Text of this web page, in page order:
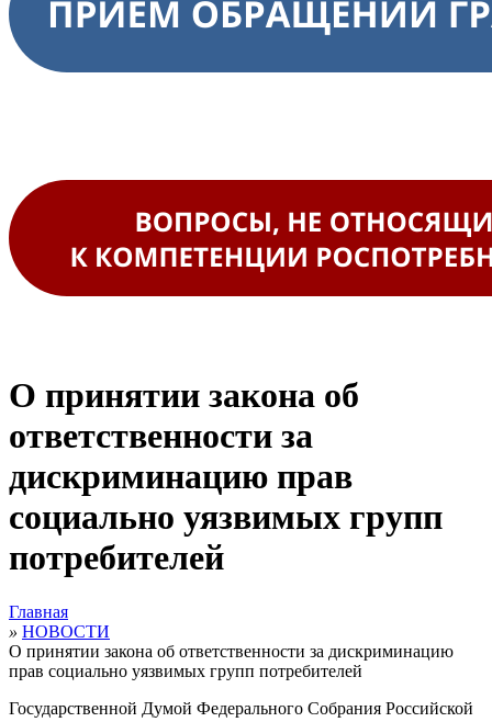
О принятии закона об
ответственности за
дискриминацию прав
социально уязвимых групп
потребителей
Главная
» НОВОСТИ
О принятии закона об ответственности за дискриминацию
прав социально уязвимых групп потребителей
Государственной Думой Федерального Собрания Российской